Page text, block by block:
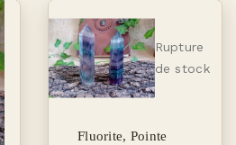
Rupture
de stock
Fluorite, Pointe